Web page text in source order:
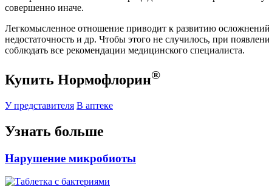
совершенно иначе.
Легкомысленное отношение приводит к развитию
недостаточность и др. Чтобы этого не случилось, при
соблюдать все рекомендации медицинского специалиста.
Купить Нормофлорин®
У представителя В аптеке
Узнать больше
Нарушение микробиоты